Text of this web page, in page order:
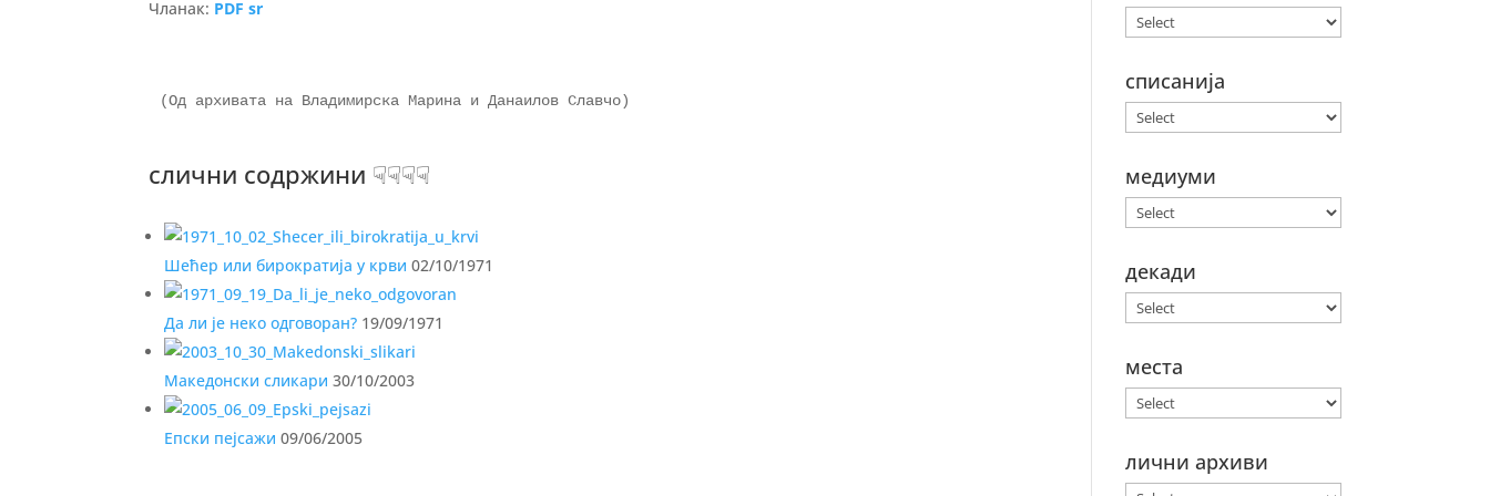
Чланак: PDF sr
слични содржини ☟☟☟☟
Шећер или бирократија у крви 02/10/1971
Да ли је неко одговоран? 19/09/1971
Македонски сликари 30/10/2003
Епски пејсажи 09/06/2005
списанија
медиуми
декади
места
лични архиви